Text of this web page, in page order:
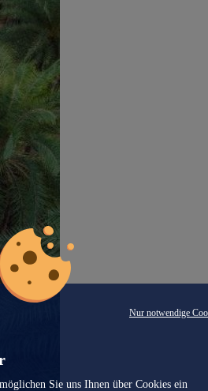
Nur notwendige
Sie uns Ihnen über Cookies ein